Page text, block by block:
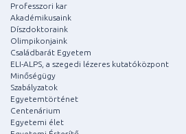
Professzori kar
Akadémikusaink
Díszdoktoraink
Olimpikonjaink
Családbarát Egyetem
ELI-ALPS, a szegedi lézeres kutatóközpont
Minőségügy
Szabályzatok
Egyetemtörténet
Centenárium
Egyetemi élet